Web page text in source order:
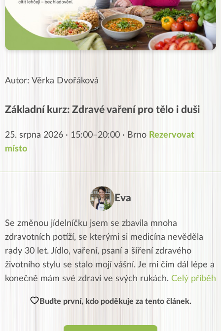
Autor: Věrka Dvořáková
Základní kurz: Zdravé vaření pro tělo i duši
25. srpna 2026 · 15:00–20:00 · Brno Rezervovat
místo
Eva
Se změnou jídelníčku jsem se zbavila mnoha
zdravotních potíží, se kterými si medicína nevěděla
rady 30 let. Jídlo, vaření, psaní a šíření zdravého
životního stylu se stalo mojí vášní. Je mi čím dál lépe a
konečně mám své zdraví ve svých rukách. Celý příběh
Buďte první, kdo poděkuje za tento článek.